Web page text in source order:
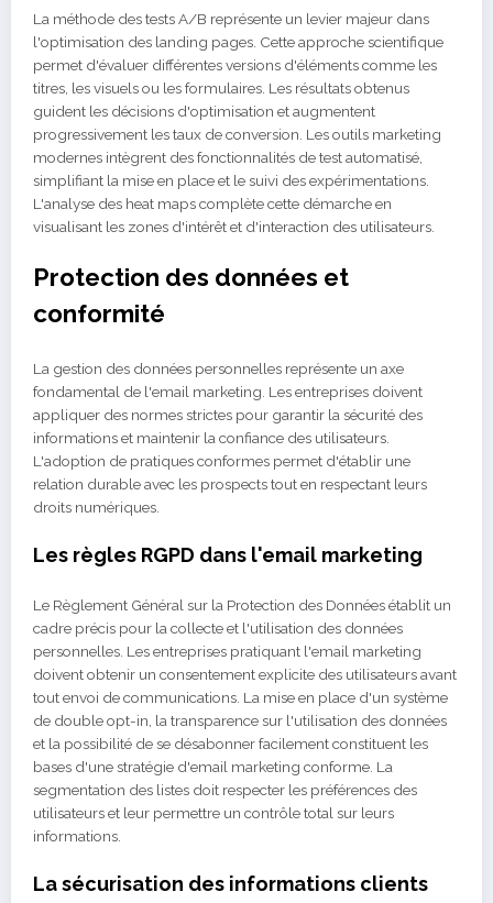
La méthode des tests A/B représente un levier majeur dans
l'optimisation des landing pages. Cette approche scientifique
permet d'évaluer différentes versions d'éléments comme les
titres, les visuels ou les formulaires. Les résultats obtenus
guident les décisions d'optimisation et augmentent
progressivement les taux de conversion. Les outils marketing
modernes intègrent des fonctionnalités de test automatisé,
simplifiant la mise en place et le suivi des expérimentations.
L'analyse des heat maps complète cette démarche en
visualisant les zones d'intérêt et d'interaction des utilisateurs.
Protection des données et
conformité
La gestion des données personnelles représente un axe
fondamental de l'email marketing. Les entreprises doivent
appliquer des normes strictes pour garantir la sécurité des
informations et maintenir la confiance des utilisateurs.
L'adoption de pratiques conformes permet d'établir une
relation durable avec les prospects tout en respectant leurs
droits numériques.
Les règles RGPD dans l'email marketing
Le Règlement Général sur la Protection des Données établit un
cadre précis pour la collecte et l'utilisation des données
personnelles. Les entreprises pratiquant l'email marketing
doivent obtenir un consentement explicite des utilisateurs avant
tout envoi de communications. La mise en place d'un système
de double opt-in, la transparence sur l'utilisation des données
et la possibilité de se désabonner facilement constituent les
bases d'une stratégie d'email marketing conforme. La
segmentation des listes doit respecter les préférences des
utilisateurs et leur permettre un contrôle total sur leurs
informations.
La sécurisation des informations clients